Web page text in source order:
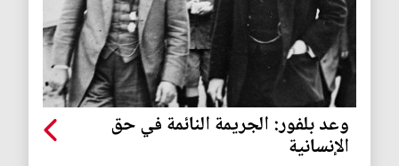
وعد بلفور: الجريمة النائمة في حق
الإنسانية